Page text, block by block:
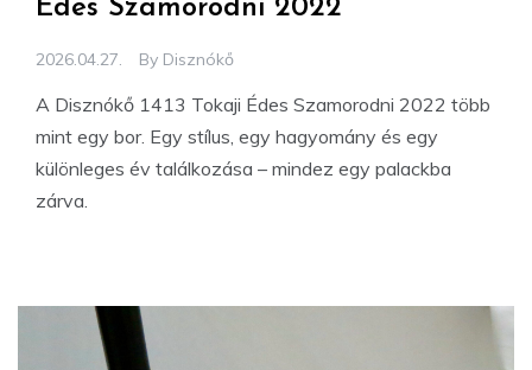
Édes Szamorodni 2022
2026.04.27. By Disznókő
A Disznókő 1413 Tokaji Édes Szamorodni 2022 több
mint egy bor. Egy stílus, egy hagyomány és egy
különleges év találkozása – mindez egy palackba
zárva.